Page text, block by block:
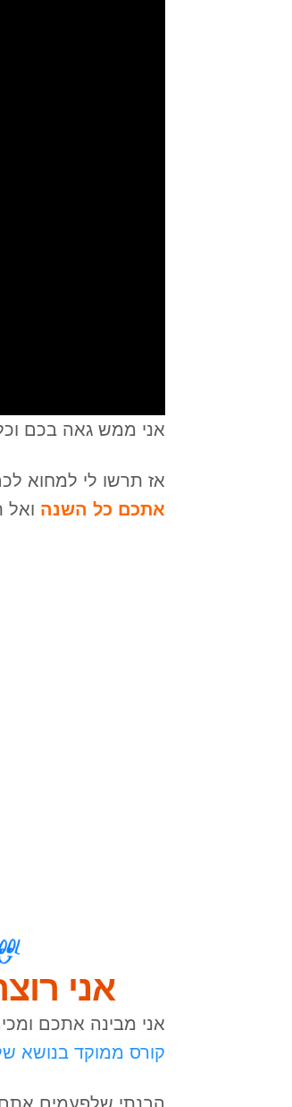
אני ממש גאה בכם
אז תרשו לי למחוא
אתכם כל השנה ואל
אני
אני מבינה אתכם
קורס ממוקד בנושא